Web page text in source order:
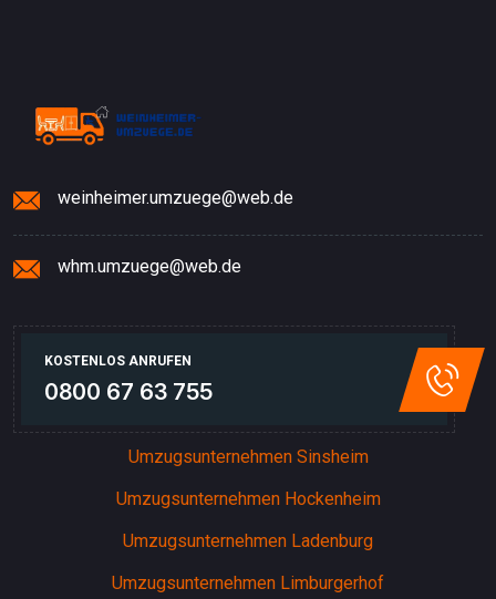
weinheimer.umzuege@web.de
whm.umzuege@web.de
KOSTENLOS ANRUFEN
0800 67 63 755
Umzugsunternehmen Sinsheim
Umzugsunternehmen Hockenheim
Umzugsunternehmen Ladenburg
Umzugsunternehmen Limburgerhof